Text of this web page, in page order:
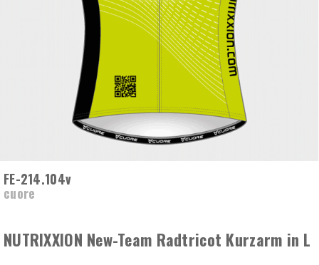
FE-214.104v
cuore
NUTRIXXION New-Team Radtricot Kurzarm in L